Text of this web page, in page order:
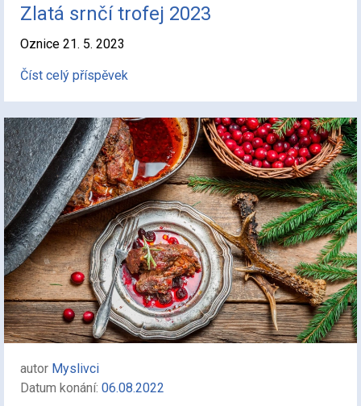
Zlatá srnčí trofej 2023
Oznice 21. 5. 2023
Číst celý příspěvek
autor Myslivci
Datum konání: 06.08.2022